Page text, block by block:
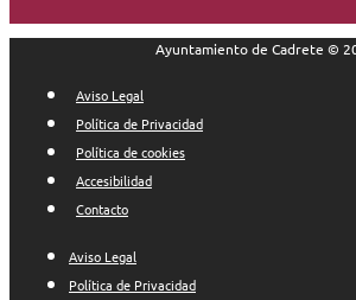
Ayuntamiento de Cadrete ©
Aviso Legal
Política de Privacidad
Política de cookies
Accesibilidad
Contacto
Aviso Legal
Política de Privacidad